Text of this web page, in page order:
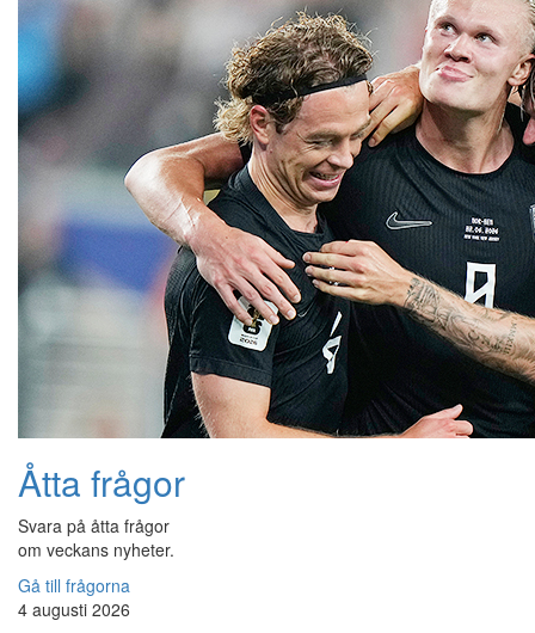
Åtta frågor
Svara på åtta frågor
om veckans nyheter.
Gå till frågorna
4 augusti 2026